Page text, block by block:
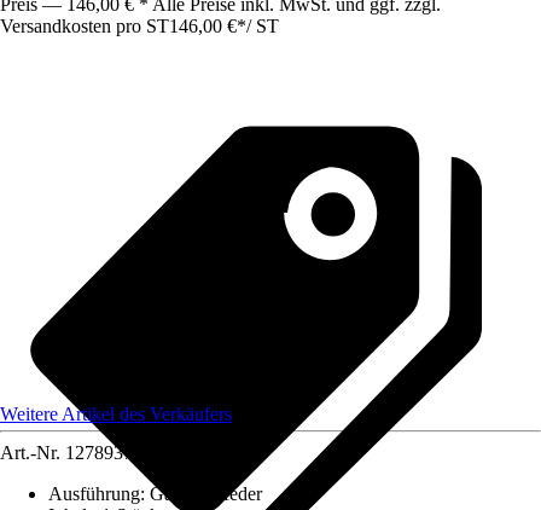
Preis — 146,00 € * Alle Preise inkl. MwSt. und ggf. zzgl.
Versandkosten pro ST146,00 €*/ ST
Weitere Artikel des Verkäufers
Art.-Nr. 12789372
Ausführung: Gasdruckfeder